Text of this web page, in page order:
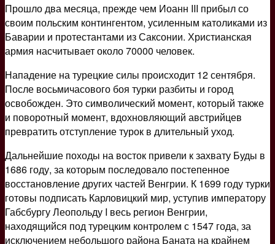
Прошло два месяца, прежде чем Иоанн III прибыл со
своим польским контингентом, усиленным католиками из
Баварии и протестантами из Саксонии. Христианская
армия насчитывает около 70000 человек.
Нападение на турецкие силы происходит 12 сентября.
После восьмичасового боя турки разбиты и город
освобожден. Это символический момент, который также
и поворотный момент, вдохновляющий австрийцев
превратить отступление турок в длительный уход.
Дальнейшие походы на восток привели к захвату Буды в
1686 году, за которым последовало постепенное
восстановление других частей Венгрии. К 1699 году турки
готовы подписать Карловицкий мир, уступив императору
Габсбургу Леопольду I весь регион Венгрии,
находящийся под турецким контролем с 1547 года, за
исключением небольшого района Баната на крайнем